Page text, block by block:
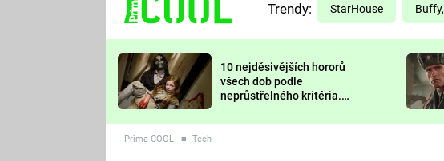
TŘESKU
FUTURAMA
PREDÁTOR
Trendy: StarHouse
10 nejděsivějších hororů
všech dob podle
neprůstřelného kritéria.
nejvíc zvednou tep?
Prima COOL ■ Tech